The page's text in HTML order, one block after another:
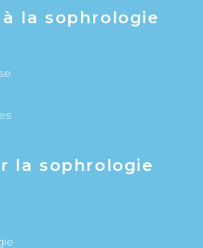
la sophrologie
la sophrologie